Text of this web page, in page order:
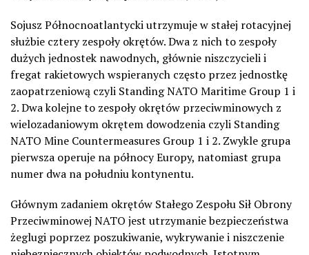
Sojusz Północnoatlantycki utrzymuje w stałej rotacyjnej
służbie cztery zespoły okrętów. Dwa z nich to zespoły
dużych jednostek nawodnych, głównie niszczycieli i
fregat rakietowych wspieranych często przez jednostkę
zaopatrzeniową czyli Standing NATO Maritime Group 1 i
2. Dwa kolejne to zespoły okrętów przeciwminowych z
wielozadaniowym okrętem dowodzenia czyli Standing
NATO Mine Countermeasures Group 1 i 2. Zwykle grupa
pierwsza operuje na północy Europy, natomiast grupa
numer dwa na południu kontynentu.
Głównym zadaniem okrętów Stałego Zespołu Sił Obrony
Przeciwminowej NATO jest utrzymanie bezpieczeństwa
żeglugi poprzez poszukiwanie, wykrywanie i niszczenie